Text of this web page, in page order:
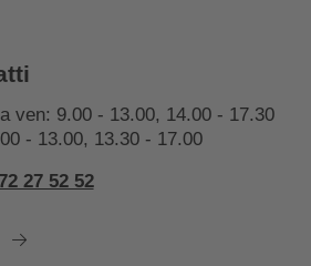
ven: 9.00 - 13.00, 14.00 - 17.30
- 13.00, 13.30 - 17.00
27 52 52